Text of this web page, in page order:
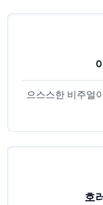
으스스한 비주얼
호